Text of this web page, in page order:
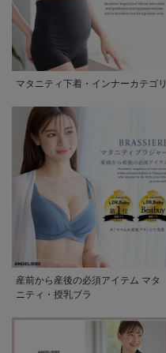
マタニティ下着・インナーカテゴリ
産前から産後の必須アイテム マタ
ニティ・授乳ブラ